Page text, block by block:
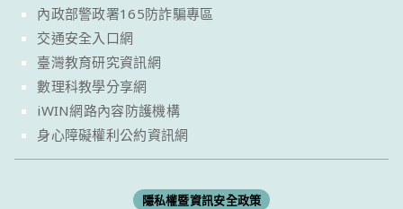
內政部警政署165防詐騙專區
交通安全入口網
臺灣教育研究資訊網
數理科教學分享網
iWIN網路內容防護機構
身心障礙權利公約資訊網
隱私權暨資訊安全政策